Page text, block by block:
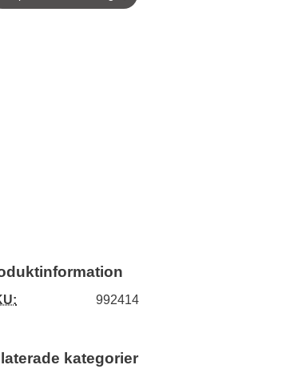
992414
kategorier